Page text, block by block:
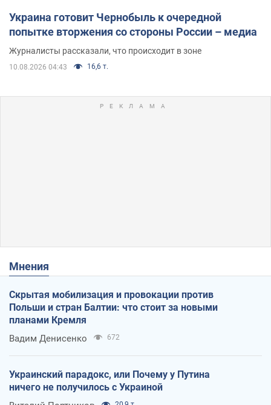
Украина готовит Чернобыль к очередной
попытке вторжения со стороны России – медиа
Журналисты рассказали, что происходит в зоне
10.08.2026 04:43 16,6 т.
Мнения
Скрытая мобилизация и провокации против
Польши и стран Балтии: что стоит за новыми
планами Кремля
Вадим Денисенко 672
Украинский парадокс, или Почему у Путина
ничего не получилось с Украиной